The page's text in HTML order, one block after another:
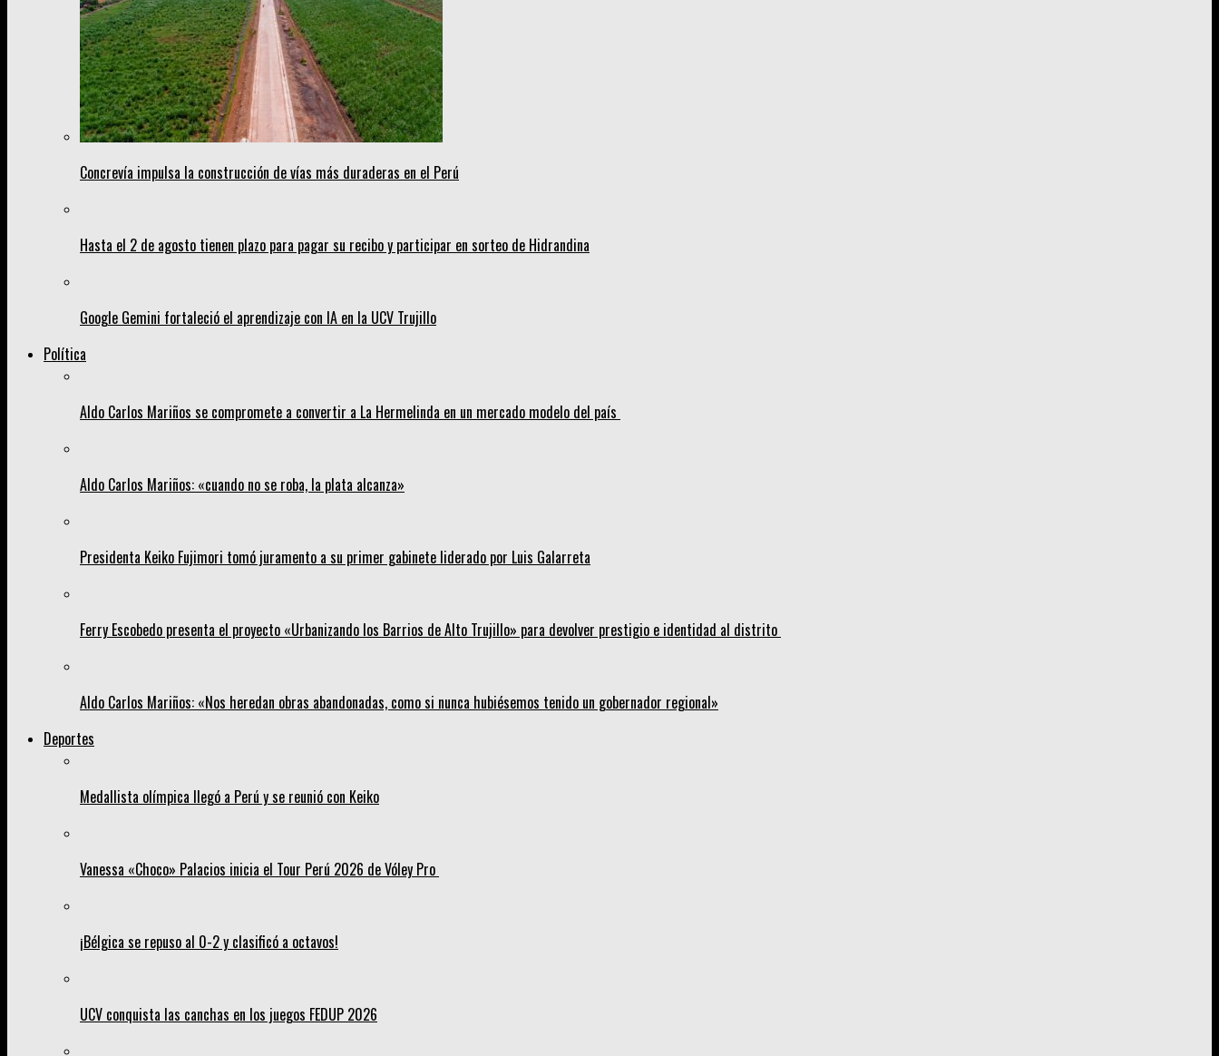
Concrevía impulsa la construcción de vías más duraderas en el Perú
Hasta el 2 de agosto tienen plazo para pagar su recibo y participar en sorteo de Hidrandina
Google Gemini fortaleció el aprendizaje con IA en la UCV Trujillo
Política
Aldo Carlos Mariños se compromete a convertir a La Hermelinda en un mercado modelo del país
Aldo Carlos Mariños: «cuando no se roba, la plata alcanza»
Presidenta Keiko Fujimori tomó juramento a su primer gabinete liderado por Luis Galarreta
Ferry Escobedo presenta el proyecto «Urbanizando los Barrios de Alto Trujillo» para devolver prestigio e identidad al distrito
Aldo Carlos Mariños: «Nos heredan obras abandonadas, como si nunca hubiésemos tenido un gobernador regional»
Deportes
Medallista olímpica llegó a Perú y se reunió con Keiko
Vanessa «Choco» Palacios inicia el Tour Perú 2026 de Vóley Pro
¡Bélgica se repuso al 0-2 y clasificó a octavos!
UCV conquista las canchas en los juegos FEDUP 2026